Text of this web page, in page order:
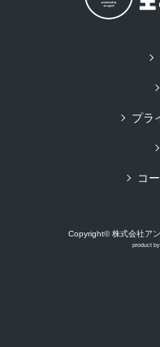
プラ
コ
Copyright© 株式会社ア
product by